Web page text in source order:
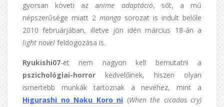
gyorsan követi az anime adaptáció, sőt, a mű
népszerűsége miatt 2 manga sorozat is indult belőle
2010 februárjában, illetve jön idén március 18-án a
light novel feldogozása is.
Ryukishi07-et nem nagyon kell bemutatni a
pszichológiai-horror kedvelőinek, hiszen olyan
ismertebb munkák tartoznak a nevéhez, mint a
Higurashi no Naku Koro ni (When the cicadas cry)